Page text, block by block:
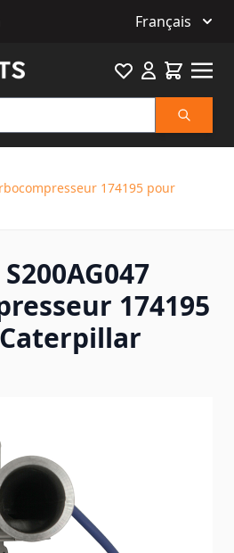
Français
FavouriteCart
174195 pour
174195